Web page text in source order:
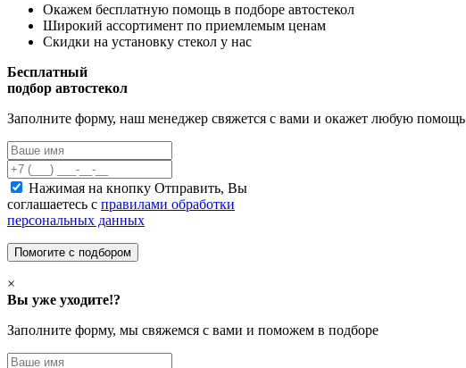
Окажем бесплатную помощь в подборе автостекол
Широкий ассортимент по приемлемым ценам
Скидки на установку стекол у нас
Бесплатный
подбор автостекол
Заполните форму, наш менеджер свяжется с вами и окажет любую помощь
Нажимая на кнопку Отправить, Вы
соглашаетесь с правилами обработки
персональных данных
×
Вы уже уходите!?
Заполните форму, мы свяжемся с вами и поможем в подборе